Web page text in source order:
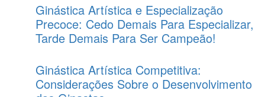
Ginástica Artística e Especialização
Precoce: Cedo Demais Para Especializar,
Tarde Demais Para Ser Campeão!
Ginástica Artística Competitiva:
Considerações Sobre o Desenvolvimento